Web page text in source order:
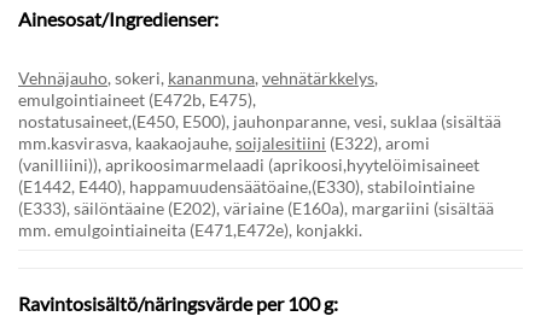
Ainesosat/Ingredienser:
Vehnäjauho, sokeri, kananmuna, vehnätärkkelys,
emulgointiaineet (E472b, E475),
nostatusaineet,(E450, E500), jauhonparanne, vesi, suklaa (sisältää
mm.kasvirasva, kaakaojauhe, soijalesitiini (E322), aromi
(vanilliini)), aprikoosimarmelaadi (aprikoosi,hyytelöimisaineet
(E1442, E440), happamuudensäätöaine,(E330), stabilointiaine
(E333), säilöntäaine (E202), väriaine (E160a), margariini (sisältää
mm. emulgointiaineita (E471,E472e), konjakki.
Ravintosisältö/näringsvärde per 100 g: